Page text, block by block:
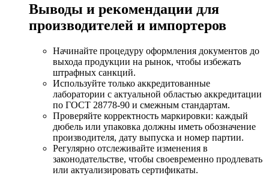
Выводы и рекомендации для
производителей и импортеров
Начинайте процедуру оформления документов до
выхода продукции на рынок, чтобы избежать
штрафных санкций.
Используйте только аккредитованные
лаборатории с актуальной областью аккредитации
по ГОСТ 28778-90 и смежным стандартам.
Проверяйте корректность маркировки: каждый
дюбель или упаковка должны иметь обозначение
производителя, дату выпуска и номер партии.
Регулярно отслеживайте изменения в
законодательстве, чтобы своевременно продлевать
или актуализировать сертификаты.